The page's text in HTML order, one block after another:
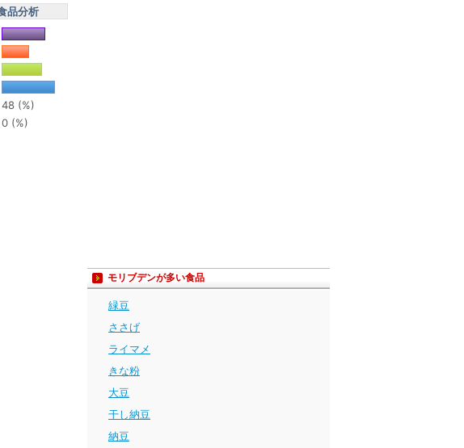
品分析
48 (%)
0 (%)
モリブデンが多い食品
緑豆
ささげ
ライマメ
きな粉
大豆
干し納豆
納豆